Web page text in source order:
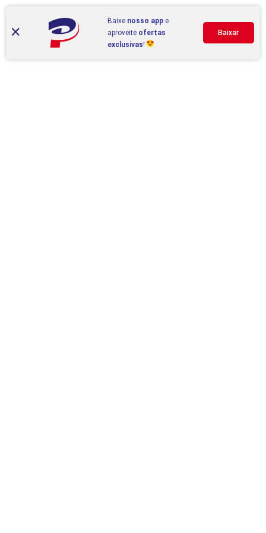
Baixe nosso app e
aproveite ofertas
exclusivas!
Baixar